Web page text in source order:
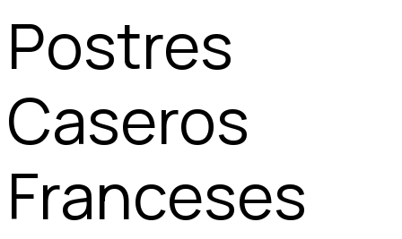
Postres
Caseros
Franceses